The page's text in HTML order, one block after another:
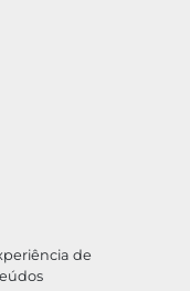
de